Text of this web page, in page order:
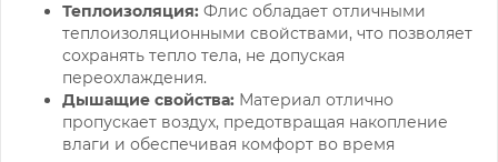
Теплоизоляция: Флис обладает отличными
теплоизоляционными свойствами, что позволяет
сохранять тепло тела, не допуская
переохлаждения.
Дышащие свойства: Материал отлично
пропускает воздух, предотвращая накопление
влаги и обеспечивая комфорт во время